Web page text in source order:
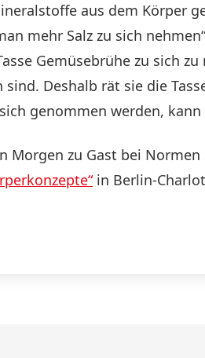
aus dem Körper
mehr Salz zu sich
Gemüsebrühe zu sich
Deshalb rät sie die
genommen werden,
Morgen zu Gast bei Normen
in Berlin-